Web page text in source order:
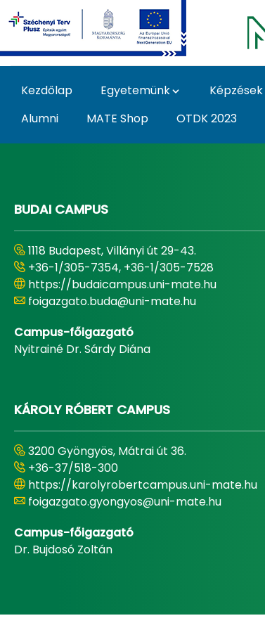
Ugrás a fő tartalomhoz
Kezdőlap Egyetemünk Képzések
Alumni
MATE Shop OTDK 2023
BUDAI CAMPUS
1118 Budapest, Villányi út 29-43.
+36-1/305-7354, +36-1/305-7528
https://budaicampus.uni-mate.hu
foigazgato.buda@uni-mate.hu
Campus-főigazgató
Nyitrainé Dr. Sárdy Diána
KÁROLY RÓBERT CAMPUS
3200 Gyöngyös, Mátrai út 36.
+36-37/518-300
https://karolyrobertcampus.uni-mate.hu
foigazgato.gyongyos@uni-mate.hu
Campus-főigazgató
Dr. Bujdosó Zoltán